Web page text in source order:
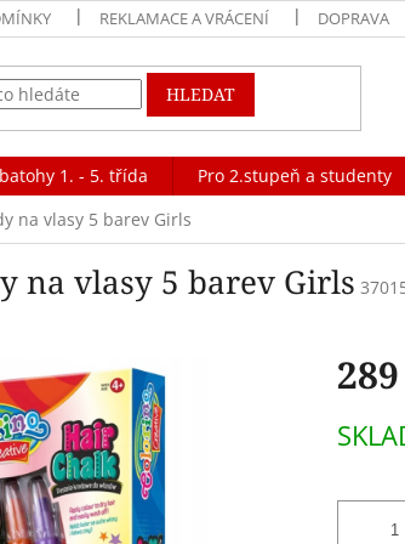
REKLAMACE A VRÁCENÍ DOPRAVA
HLEDAT
1. - 5. třída Pro 2.stupeň a studenty
na vlasy 5 barev Girls
na vlasy 5 barev Girls
cena: